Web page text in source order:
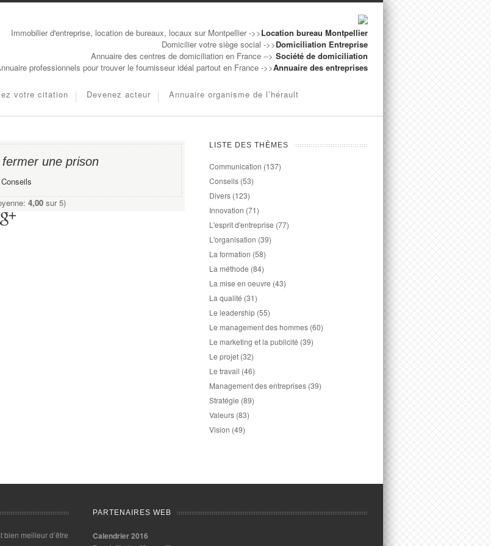
Immobilier d'entreprise, location de bureaux, locaux sur Montpellier ->>Location bureau Montpellier
Domicilier votre siège social ->>Domiciliation Entreprise
Annuaire des centres de domiciliation en France --> Société de domiciliation
professionnels pour trouver le fournisseur idéal partout en France ->>Annuaire des entreprises
votre citation Devenez acteur Annuaire organisme de l’hérault
une prison
Conseils
4,00sur 5)
LISTE DES THÈMES
Communication (137)
Conseils (53)
Divers (123)
Innovation (71)
L'esprit d'entreprise (77)
L'organisation (39)
La formation (58)
La méthode (84)
La mise en oeuvre (43)
La qualité (31)
Le leadership (55)
Le management des hommes (60)
Le marketing et la publicité (39)
Le projet (32)
Le travail (46)
Management des entreprises (39)
Stratégie (89)
Valeurs (83)
Vision (49)
bien meilleur d’être
PARTENAIRES WEB
Calendrier 2016